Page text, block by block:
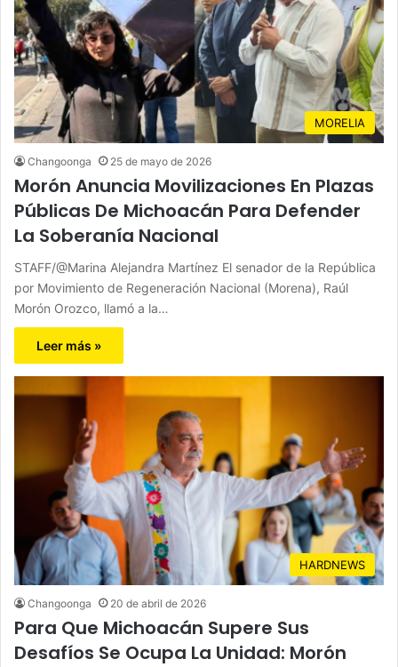
MORELIA
Changoonga 25 de mayo de 2026
Morón Anuncia Movilizaciones En Plazas
Públicas De Michoacán Para Defender
La Soberanía Nacional
STAFF/@Marina Alejandra Martínez El senador de la República
por Movimiento de Regeneración Nacional (Morena), Raúl
Morón Orozco, llamó a la…
Leer más »
HARDNEWS
Changoonga 20 de abril de 2026
Para Que Michoacán Supere Sus
Desafíos Se Ocupa La Unidad: Morón